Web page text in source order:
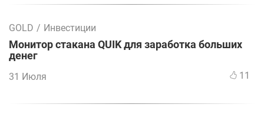
GOLD / Инвестиции
Монитор стакана QUIK для заработка больших
денег
31 Июля 11